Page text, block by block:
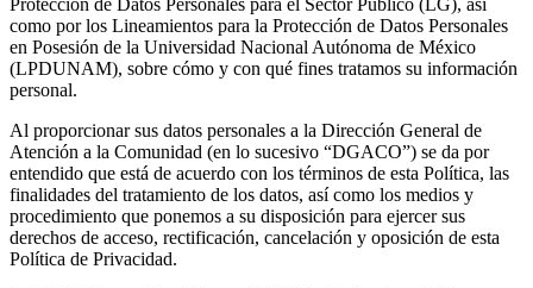
Protección de Datos Personales para el Sector Público (LG), así
como por los Lineamientos para la Protección de Datos Personales
en Posesión de la Universidad Nacional Autónoma de México
(LPDUNAM), sobre cómo y con qué fines tratamos su información
personal.
Al proporcionar sus datos personales a la Dirección General de
Atención a la Comunidad (en lo sucesivo “DGACO”) se da por
entendido que está de acuerdo con los términos de esta Política, las
finalidades del tratamiento de los datos, así como los medios y
procedimiento que ponemos a su disposición para ejercer sus
derechos de acceso, rectificación, cancelación y oposición de esta
Política de Privacidad.